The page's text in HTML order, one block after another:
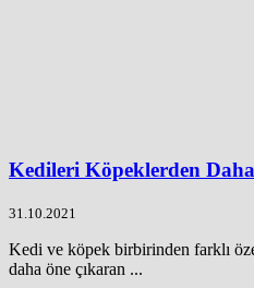
Kedileri Köpeklerden
31.10.2021
Kedi ve köpek birbirinden farklı
daha öne çıkaran ...